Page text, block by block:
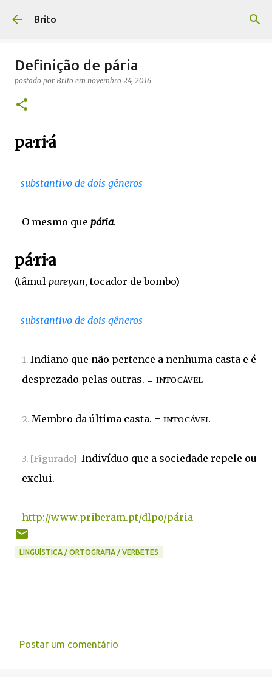
Brito
Definição de pária
postado por Brito em novembro 24, 2016
pa·ri·á
substantivo de dois gêneros
O mesmo que pária.
pá·ri·a
(tâmul pareyan,tocador de bombo)
substantivo de dois gêneros
1. Indiano que não pertence a nenhuma casta e é
desprezado pelas outras. = INTOCÁVEL
2. Membro da última casta. = INTOCÁVEL
3. [Figurado] Indivíduo que a sociedade repele ou
exclui.
http://www.priberam.pt/dlpo/pária
LINGUÍSTICA / ORTOGRAFIA / VERBETES
Postar um comentário